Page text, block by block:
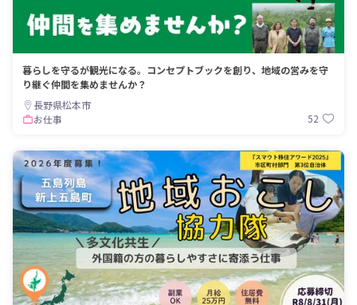
暮らしを守るが観光になる。コンセプトブックを創り、地域の営みを守
り継ぐ仲間を集めませんか？
長野県松本市
お仕事
52